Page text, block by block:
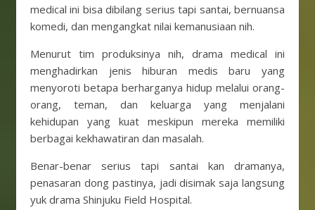
medical ini bisa dibilang serius tapi santai, bernuansa
komedi, dan mengangkat nilai kemanusiaan nih.
Menurut tim produksinya nih, drama medical ini
menghadirkan jenis hiburan medis baru yang
menyoroti betapa berharganya hidup melalui orang-
orang, teman, dan keluarga yang menjalani
kehidupan yang kuat meskipun mereka memiliki
berbagai kekhawatiran dan masalah.
Benar-benar serius tapi santai kan dramanya,
penasaran dong pastinya, jadi disimak saja langsung
yuk drama Shinjuku Field Hospital.